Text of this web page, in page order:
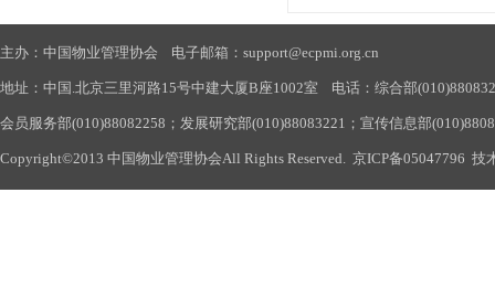
主办：中国物业管理协会 电子邮箱：support@ecpmi.org.cn
地址：中国.北京三里河路15号中建大厦B座1002室 电话：综合部
会员服务部(010)88082258；发展研究部(010)88083221；宣传信息部
Copyright©2013 中国物业管理协会All Rights Reserved. 京ICP备05047796 技